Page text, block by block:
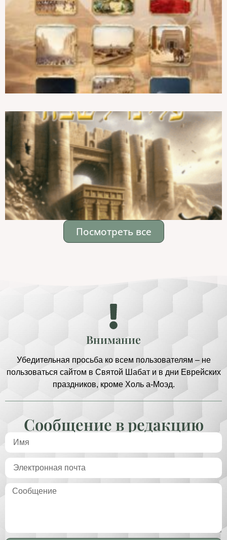
Посмотреть все
Внимание
Убедительная просьба ко всем пользователям – не
пользоваться сайтом в Святой Шабат и в дни Еврейских
праздников, кроме Холь а-Моэд.
Сообщение в редакцию